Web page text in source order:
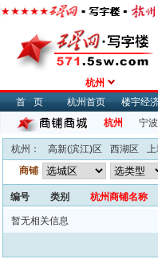
杭州
首页
杭州首页 楼宇经
杭州
宁波
杭州： 高新(滨江)区 西湖区 上
商铺
编号 类别 杭州商铺名称
暂无相关信息